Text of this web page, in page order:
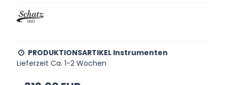
PRODUKTIONSARTIKEL Instrumenten
Lieferzeit Ca. 1-2 Wochen